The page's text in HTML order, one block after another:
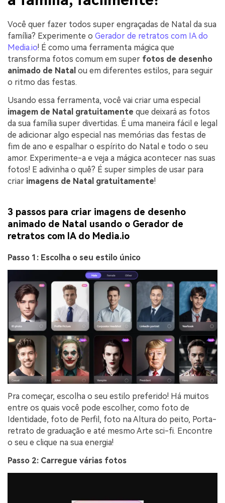
Você quer fazer todos super engraçadas de Natal da sua
família? Experimente o Gerador de retratos com IA do
Media.io! É como uma ferramenta mágica que
transforma fotos comum em super fotos de desenho
animado de Natal ou em diferentes estilos, para seguir
o ritmo das festas.
Usando essa ferramenta, você vai criar uma especial
imagem de Natal gratuitamente que deixará as fotos
da sua família super divertidas. É uma maneira fácil e legal
de adicionar algo especial nas memórias das festas de
fim de ano e espalhar o espírito do Natal e todo o seu
amor. Experimente-a e veja a mágica acontecer nas suas
fotos! E adivinha o quê? É super simples de usar para
criar imagens de Natal gratuitamente!
3 passos para criar imagens de desenho
animado de Natal usando o Gerador de
retratos com IA do Media.io
Passo 1: Escolha o seu estilo único
Pra começar, escolha o seu estilo preferido! Há muitos
entre os quais você pode escolher, como foto de
Identidade, foto de Perfil, foto na Altura do peito, Porta-
retrato de graduação e até mesmo Arte sci-fi. Encontre
o seu e clique na sua energia!
Passo 2: Carregue várias fotos